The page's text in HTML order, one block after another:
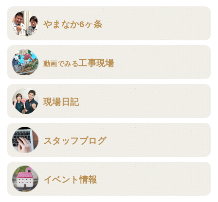
やまなか6ヶ条
動画でみる工事現場
現場日記
スタッフブログ
イベント情報